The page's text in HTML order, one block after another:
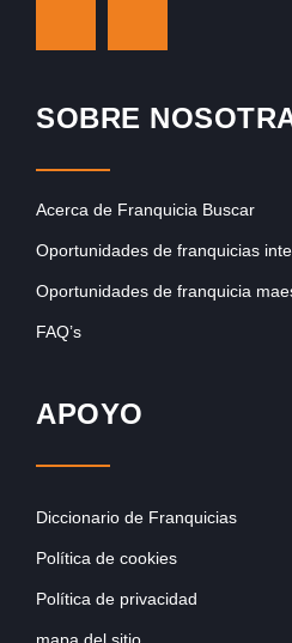
SOBRE
Acerca de Franquicia Buscar
Oportunidades de franquicias
Oportunidades de franquicia
FAQ’s
APOYO
Diccionario de Franquicias
Política de cookies
Política de privacidad